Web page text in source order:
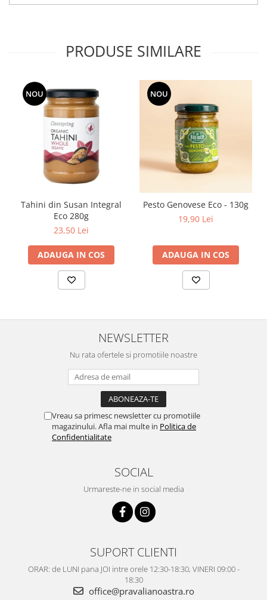
PRODUSE SIMILARE
NOU
Tahini din Susan Integral
Eco 280g
23,50 Lei
ADAUGA IN COS
NOU
Pesto Genovese Eco - 130g
19,90 Lei
ADAUGA IN COS
NEWSLETTER
Nu rata ofertele si promotiile noastre
Vreau sa primesc newsletter cu promotiile
magazinului. Afla mai multe in Politica de
Confidentialitate
SOCIAL
Urmareste-ne in social media
SUPORT CLIENTI
ORAR: de LUNI pana JOI intre orele 12:30-18:30, VINERI 09:00 -
18:30
office@pravalianoastra.ro